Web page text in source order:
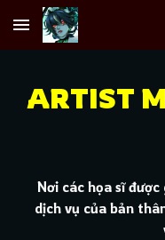
Skip to main content
ARTIST
Nơi các họa sĩ
dịch vụ của bản